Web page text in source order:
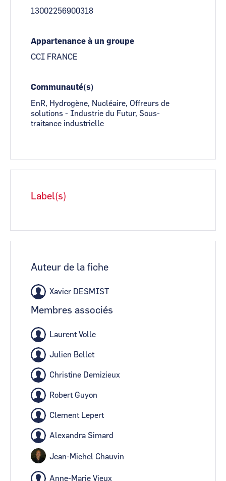
13002256900318
Appartenance à un groupe
CCI FRANCE
Communauté(s)
EnR, Hydrogène, Nucléaire, Offreurs de
solutions - Industrie du Futur, Sous-
traitance industrielle
Label(s)
Auteur de la fiche
Xavier DESMIST
Membres associés
Laurent Volle
Julien Bellet
Christine Demizieux
Robert Guyon
Clement Lepert
Alexandra Simard
Jean-Michel Chauvin
Anne-Marie Vieux